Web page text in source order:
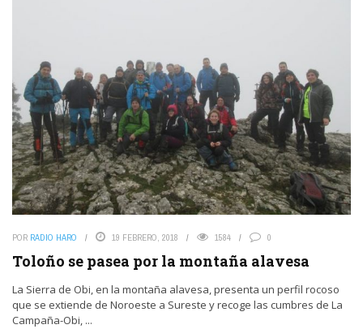
POR RADIO HARO 19 FEBRERO, 2018 1584 0
Toloño se pasea por la montaña alavesa
La Sierra de Obi, en la montaña alavesa, presenta un perfil rocoso
que se extiende de Noroeste a Sureste y recoge las cumbres de La
Campaña-Obi, ...